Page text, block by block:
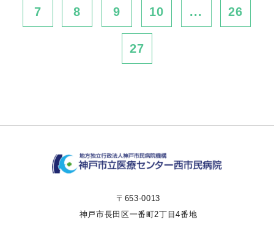
7 8 9 10 ... 26
27
〒653-0013
神戸市長田区一番町2丁目4番地